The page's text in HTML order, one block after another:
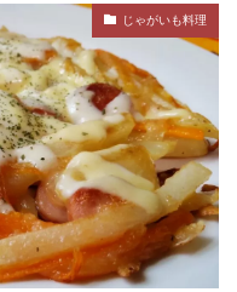
じゃがいも料理